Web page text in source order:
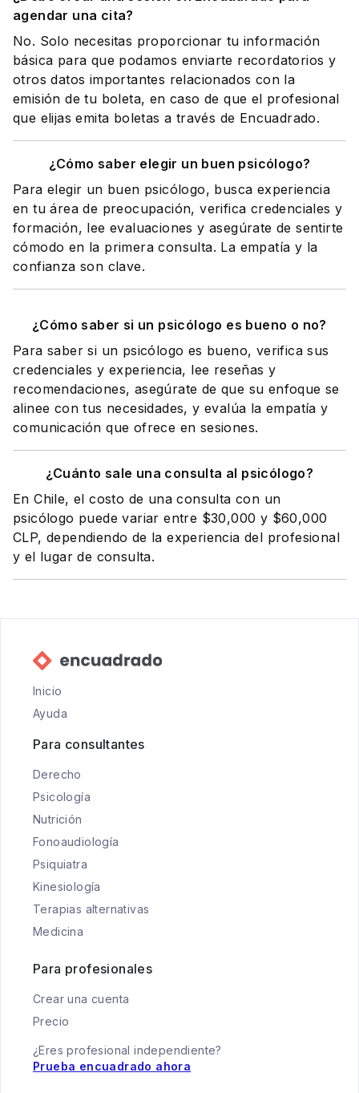
agendar una cita?
No. Solo necesitas proporcionar tu información
básica para que podamos enviarte recordatorios y
otros datos importantes relacionados con la
emisión de tu boleta, en caso de que el profesional
que elijas emita boletas a través de Encuadrado.
¿Cómo saber elegir un buen psicólogo?
Para elegir un buen psicólogo, busca experiencia
en tu área de preocupación, verifica credenciales y
formación, lee evaluaciones y asegúrate de sentirte
cómodo en la primera consulta. La empatía y la
confianza son clave.
¿Cómo saber si un psicólogo es bueno o no?
Para saber si un psicólogo es bueno, verifica sus
credenciales y experiencia, lee reseñas y
recomendaciones, asegúrate de que su enfoque se
alinee con tus necesidades, y evalúa la empatía y
comunicación que ofrece en sesiones.
¿Cuánto sale una consulta al psicólogo?
En Chile, el costo de una consulta con un
psicólogo puede variar entre $30,000 y $60,000
CLP, dependiendo de la experiencia del profesional
y el lugar de consulta.
Inicio
Ayuda
Para consultantes
Derecho
Psicología
Nutrición
Fonoaudiología
Psiquiatra
Kinesiología
Terapias alternativas
Medicina
Para profesionales
Crear una cuenta
Precio
¿Eres profesional independiente?
Prueba encuadrado ahora